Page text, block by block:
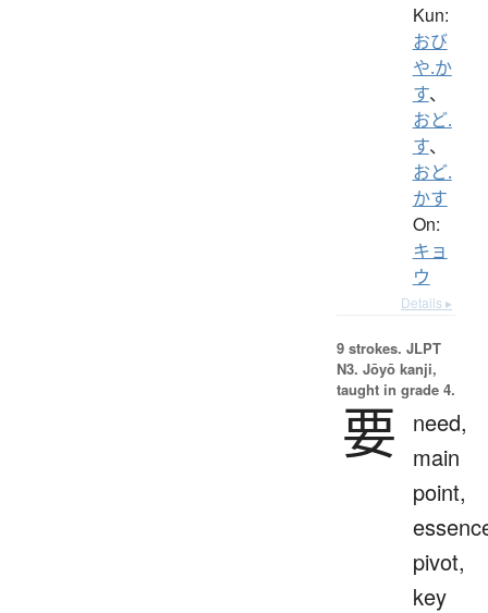
Kun:
おび
や.か
す、
おど.
す、
おど.
かす
On:
キョ
ウ
Details ▸
9 strokes. JLPT
N3. Jōyō kanji,
taught in grade 4.
要
need,
main
point,
pivot,
key